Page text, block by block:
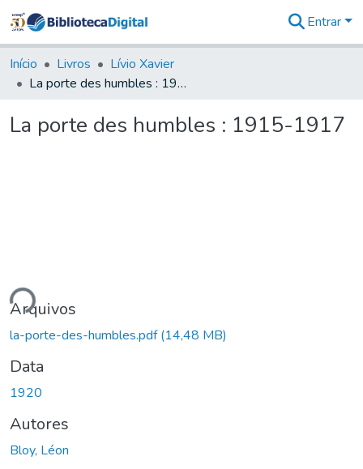
&
Coleções
Tudo na
Digital
Entrar
Início Livros
Lívio Xavier
La porte des humbles : 1915-1917
La porte des humbles : 1915-1917
Arquivos
la-porte-des-humbles.pdf(14,48 MB)
Data
1920
Autores
Bloy, Léon